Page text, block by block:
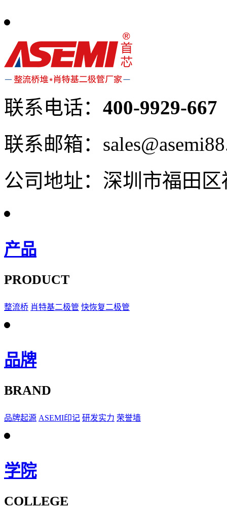
联系电话： 400-9929-667
联系邮箱：
公司地址：深圳市福田
产品
PRODUCT
整流桥 肖特基二极管 快恢复二极管
品牌
BRAND
品牌起源 ASEMI印记 研发实力 荣誉墙
学院
COLLEGE